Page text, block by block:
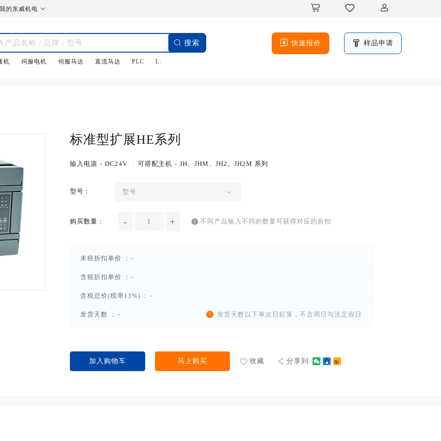
的东威机电    
 搜索
机 伺服电机 伺服马达 直流马达 PLC L:
 快速报价  样品申请
标准型扩展HE系列
输入电源 - DC24V 可搭配主机 - JH、JHM、JH2、JH2M 系列
型号： 
购买数量： - + 不同产品输入不同的数量可获得对应的折扣
未税折扣单价 ： --
含税折扣单价 ： --
含税总价(税率13%) ： --
发货天数 ： --  发货天数以下单次日起算，不含周日与法定假日
加入购物车 马上购买  收藏  分享到